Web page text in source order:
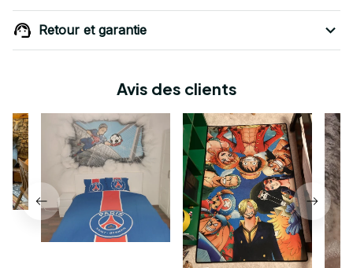
Retour et garantie
Avis des clients